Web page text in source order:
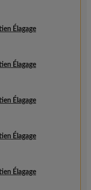
Élagage
Élagage
Élagage
Élagage
Élagage